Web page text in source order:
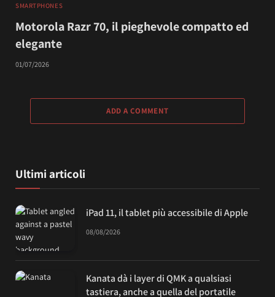
SMARTPHONES
Motorola Razr 70, il pieghevole compatto ed
elegante
01/07/2026
ADD A COMMENT
Ultimi articoli
iPad 11, il tablet più accessibile di Apple
08/08/2026
Kanata dà i layer di QMK a qualsiasi
tastiera, anche a quella del portatile